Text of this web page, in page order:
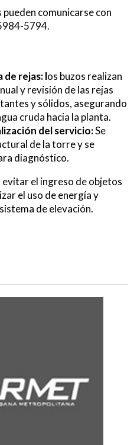
comunicarse con
5794.
de rejas: los buzos realizan
y revisión de las rejas
y sólidos, asegurando
cruda hacia la planta.
del servicio:Se
de la torre y se
diagnóstico.
evitar el ingreso de objetos
el uso de energía y
de elevación.